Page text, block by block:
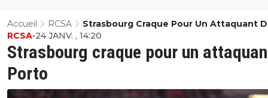
Accueil RCSA
Strasbourg Craque Pour Un Attaquant
Porto
Strasbourg craque pour un
Porto
RCSA•24 JANV. , 14:20